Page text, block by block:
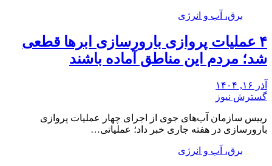
برق، آب و انرژی
۴ عملیات پروازی بارورسازی ابرها قطعی
شد؛ مردم این مناطق آماده باشند
آذر ۱۶, ۱۴۰۴
گسترش نیوز
رییس سازمان آب‌های جوی از اجرای چهار عملیات پروازی
بارورسازی در هفته جاری خبر داد؛ عملیاتی…
برق، آب و انرژی